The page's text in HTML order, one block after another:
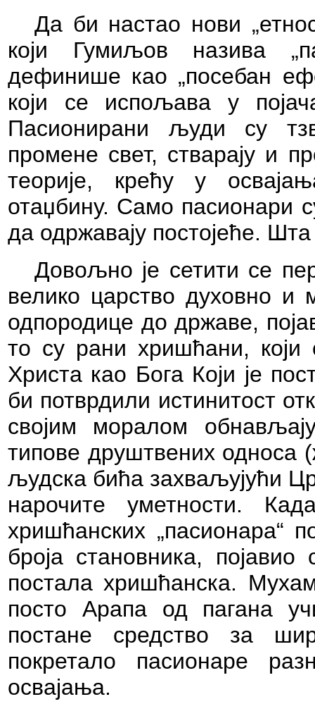
Да би настао нови
који Гумиљов назива
дефинише као „посебан
који се испољава у
Пасионирани људи су
промене свет, стварају и
теорије, крећу у
отаџбину. Само пасионари
да одржавају постојеће.
Довољно је сетити се
велико царство духовно и
одпородице до државе,
то су рани хришћани,
Христа као Бога Који је
би потврдили истинитост
својим моралом
типове друштвених односа
људска бића захваљујући
нарочите уметности.
хришћанских „пасионара“
броја становника,
постала хришћанска.
посто Арапа од пагана
постане средство за
покретало пасионаре
освајања.